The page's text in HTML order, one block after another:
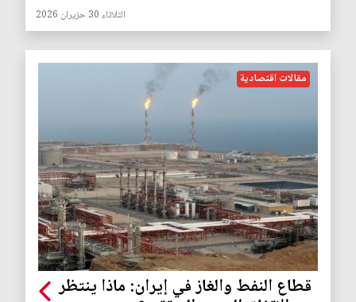
الثلاثاء 30 حزيران 2026
مقالات اقتصادية
قطاع النفط والغاز في إيران: ماذا ينتظر